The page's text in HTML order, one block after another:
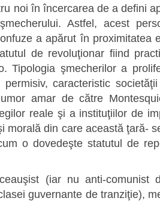
noi în încercarea de a defini
Astfel, acest
a apărut în proximitatea
de revoluţionar fiind
Tipologia şmecherilor a
caracteristic
amar de către
reale şi a instituţiilor de
morală din care această ţară-
o dovedeşte statutul de
(iar nu anti-comunist
guvernante de tranziţie),